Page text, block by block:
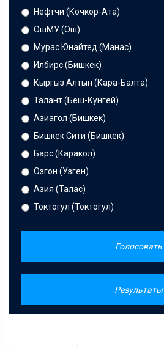
Нефтчи (Кочкор-Ата)
ОшМУ (Ош)
Мурас Юнайтед (Манас)
Илбирс (Бишкек)
Кыргыз Алтын (Кара-Балта)
Талант (Беш-Кунгей)
Азиагол (Бишкек)
Бишкек Сити (Бишкек)
Барс (Каракол)
Озгон (Узген)
Азия (Талас)
Токтогул (Токтогул)
Голосовать
Результаты